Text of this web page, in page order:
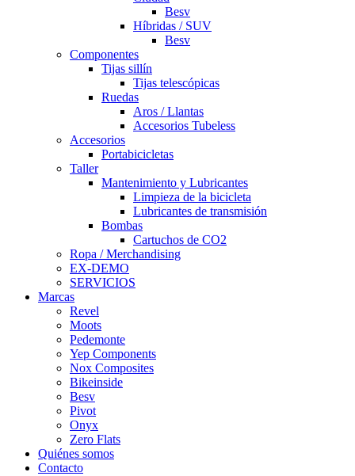
Besv
Híbridas / SUV
Besv
Componentes
Tijas sillín
Tijas telescópicas
Ruedas
Aros / Llantas
Accesorios Tubeless
Accesorios
Portabicicletas
Taller
Mantenimiento y Lubricantes
Limpieza de la bicicleta
Lubricantes de transmisión
Bombas
Cartuchos de CO2
Ropa / Merchandising
EX-DEMO
SERVICIOS
Marcas
Revel
Moots
Pedemonte
Yep Components
Nox Composites
Bikeinside
Besv
Pivot
Onyx
Zero Flats
Quiénes somos
Contacto